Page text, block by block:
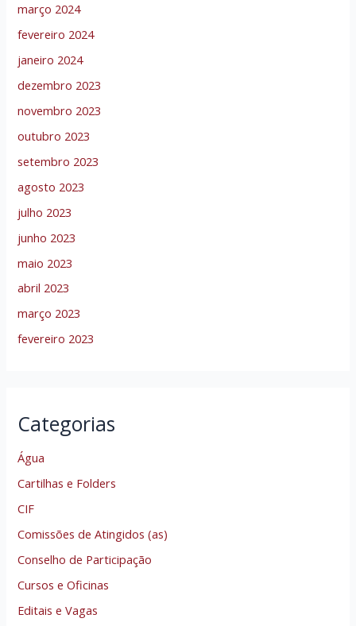
março 2024
fevereiro 2024
janeiro 2024
dezembro 2023
novembro 2023
outubro 2023
setembro 2023
agosto 2023
julho 2023
junho 2023
maio 2023
abril 2023
março 2023
fevereiro 2023
Categorias
Água
Cartilhas e Folders
CIF
Comissões de Atingidos (as)
Conselho de Participação
Cursos e Oficinas
Editais e Vagas